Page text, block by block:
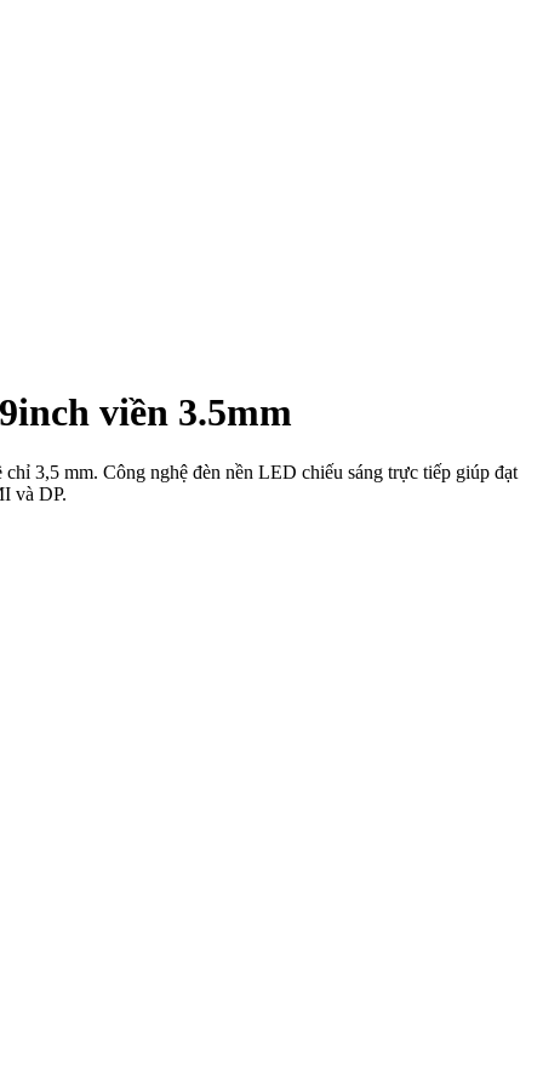
viền 3.5mm
3,5 mm. Công nghệ đèn nền LED chiếu sáng trực tiếp giúp đạt
và DP.